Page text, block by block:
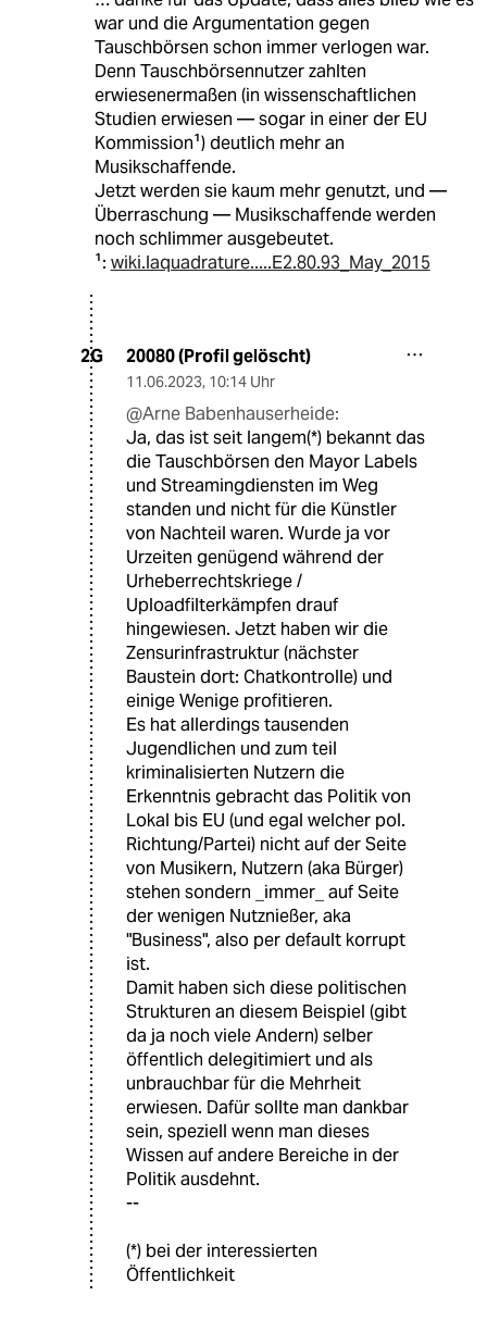
war und die Argumentation gegen
Tauschbörsen schon immer verlogen war.
Denn Tauschbörsennutzer zahlten
erwiesenermaßen (in wissenschaftlichen
Studien erwiesen — sogar in einer der EU
Kommission¹) deutlich mehr an
Musikschaffende.
Jetzt werden sie kaum mehr genutzt, und —
Überraschung — Musikschaffende werden
noch schlimmer ausgebeutet.
¹: wiki.laquadrature.....E2.80.93_May_2015
2G 20080 (Profil gelöscht)
11.06.2023, 10:14 Uhr
@Arne Babenhauserheide:
Ja, das ist seit langem(*) bekannt das
die Tauschbörsen den Mayor Labels
und Streamingdiensten im Weg
standen und nicht für die Künstler
von Nachteil waren. Wurde ja vor
Urzeiten genügend während der
Urheberrechtskriege /
Uploadfilterkämpfen drauf
hingewiesen. Jetzt haben wir die
Zensurinfrastruktur (nächster
Baustein dort: Chatkontrolle) und
einige Wenige profitieren.
Es hat allerdings tausenden
Jugendlichen und zum teil
kriminalisierten Nutzern die
Erkenntnis gebracht das Politik von
Lokal bis EU (und egal welcher pol.
Richtung/Partei) nicht auf der Seite
von Musikern, Nutzern (aka Bürger)
stehen sondern _immer_ auf Seite
der wenigen Nutznießer, aka
"Business", also per default korrupt
ist.
Damit haben sich diese politischen
Strukturen an diesem Beispiel (gibt
da ja noch viele Andern) selber
öffentlich delegitimiert und als
unbrauchbar für die Mehrheit
erwiesen. Dafür sollte man dankbar
sein, speziell wenn man dieses
Wissen auf andere Bereiche in der
Politik ausdehnt.
--
(*) bei der interessierten
Öffentlichkeit